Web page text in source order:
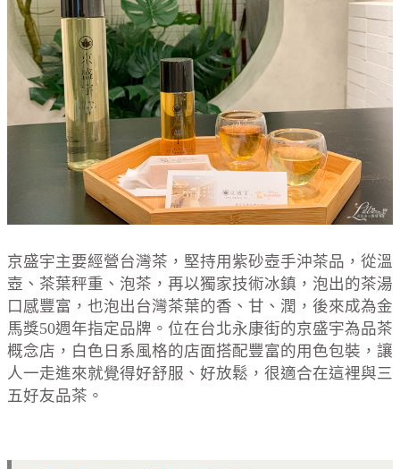
京盛宇主要經營台灣茶，堅持用紫砂壺手沖茶品，從溫
壺、茶葉秤重、泡茶，再以獨家技術冰鎮，泡出的茶湯
口感豐富，也泡出台灣茶葉的香、甘、潤，後來成為金
馬獎50週年指定品牌。位在台北永康街的京盛宇為品茶
概念店，白色日系風格的店面搭配豐富的用色包裝，讓
人一走進來就覺得好舒服、好放鬆，很適合在這裡與三
五好友品茶。